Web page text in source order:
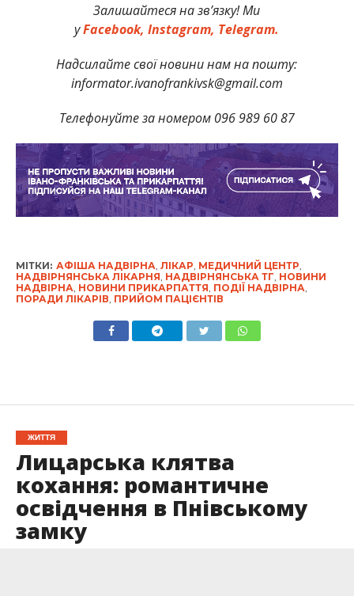
Залишайтеся на зв’язку! Ми
уFacebook, Instagram, Telegram.
Надсилайте свої новини нам на пошту:
informator.ivanofrankivsk@gmail.com
Телефонуйте за номером 096 989 60 87
МІТКИ: АФІША НАДВІРНА, ЛІКАР, МЕДИЧНИЙ ЦЕНТР,
НАДВІРНЯНСЬКА ЛІКАРНЯ, НАДВІРНЯНСЬКА ТГ, НОВИНИ
НАДВІРНА, НОВИНИ ПРИКАРПАТТЯ, ПОДІЇ НАДВІРНА,
ПОРАДИ ЛІКАРІВ, ПРИЙОМ ПАЦІЄНТІВ
ЖИТТЯ
Лицарська клятва
кохання: романтичне
освідчення в Пнівському
замку